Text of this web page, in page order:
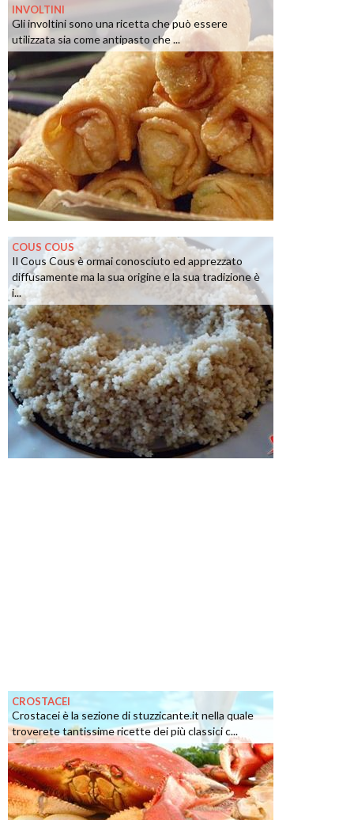
INVOLTINI
Gli involtini sono una ricetta che può essere
utilizzata sia come antipasto che ...
COUS COUS
Il Cous Cous è ormai conosciuto ed apprezzato
diffusamente ma la sua origine e la sua tradizione è
i...
CROSTACEI
Crostacei è la sezione di stuzzicante.it nella quale
troverete tantissime ricette dei più classici c...